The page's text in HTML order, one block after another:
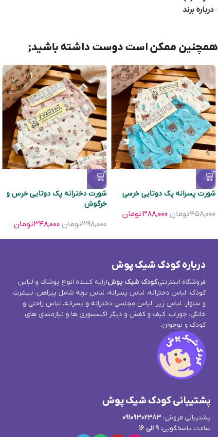
درباره برند
همچنین ممکن است دوست داشته باشید;
-15%
شورت پسرانه پک دوتایی خرسی
۴۵۸,۰۰۰تومان ۳۸۸,۰۰۰تومان
-13%
شورت دخترانه پک دوتایی خرس و
خرگوش
۳۹۸,۰۰۰تومان ۳۴۸,۰۰۰تومان
درباره کودک شیک پوش
فروشگاه اینترنتیکودک شیک پوشارایه کننده انواع پوشاک و لباس
کودک، لباس دخترانه، لباس پسرانه، لباس بچه شامل پیراهن، تیشرت
و شلوار، لباس زیر، لباس مجلسی دخترانه و پسرانه، لباس راحتی و
خانگی، جوراب، کیف و کفش و دیگر اکسسوری ها و نیازمندی های
کودک و نوجوان.
پشتیبانی کودک شیک پوش
پشتیبانی فروش: 09109302383
ساعت پاسخگویی: 9 الی 16